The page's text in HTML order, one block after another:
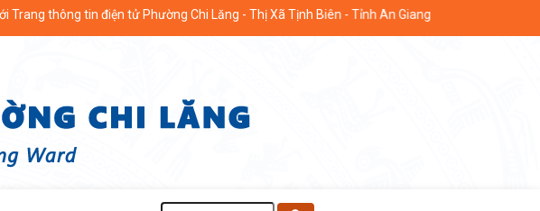
thông tin điện tử Phường Chi Lăng - Thị Xã Tịnh Biên - Tỉnh An Giang